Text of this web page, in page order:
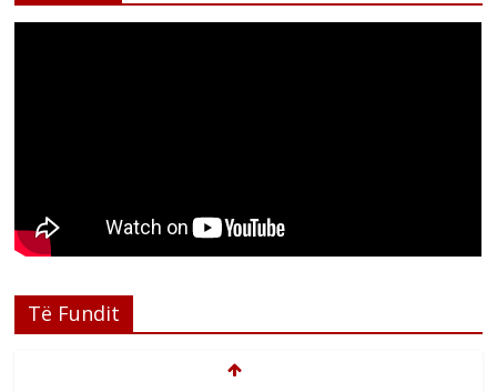
Të Fundit